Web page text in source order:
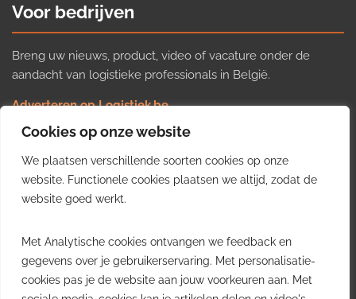
Cookies op onze website
We plaatsen verschillende soorten cookies op onze
website. Functionele cookies plaatsen we altijd, zodat de
website goed werkt.
Met Analytische cookies ontvangen we feedback en
gegevens over je gebruikerservaring. Met personalisatie-
cookies pas je de website aan jouw voorkeuren aan. Met
Voor bedrijven
Breng uw nieuws, product, video of vacature onder de
aandacht van logistieke professionals in België.
Adverteren op Logistiek.be
Nieuws insturen
Uw video op Logistiek.TV
Job plaatsen
Gratis wekelijkse update
inzichten uit de Belgische logistieke sector in uw inbox.
Ontvang je gratis